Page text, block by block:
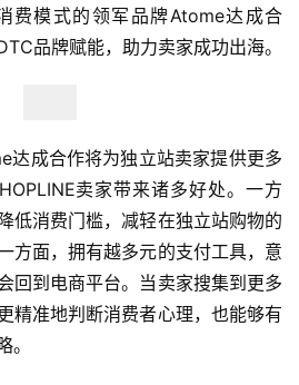
费模式的领军品牌Atome达成合
品牌赋能，助力卖家成功出海。
达成合作将为独立站卖家提供更多
卖家带来诸多好处。一方
低消费门槛，减轻在独立站购物的
方面，拥有越多元的支付工具，意
回到电商平台。当卖家搜集到更多
精准地判断消费者心理，也能够有